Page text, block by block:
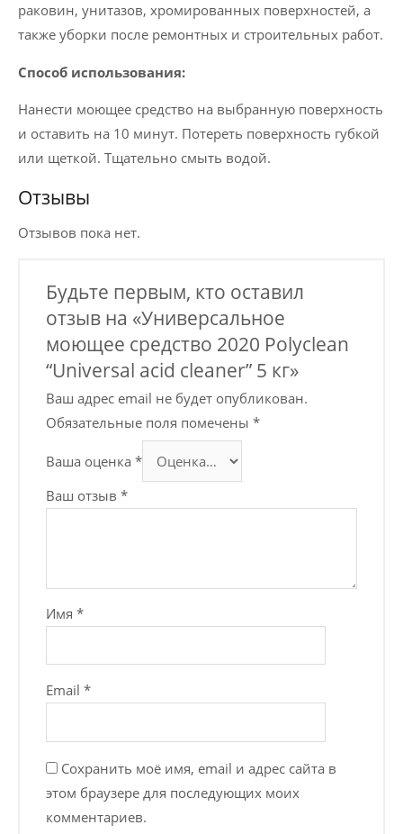
раковин, унитазов, хромированных поверхностей, а
также уборки после ремонтных и строительных работ.
Способ использования:
Нанести моющее средство на выбранную поверхность
и оставить на 10 минут. Потереть поверхность губкой
или щеткой. Тщательно смыть водой.
Отзывы
Отзывов пока нет.
Будьте первым, кто оставил
отзыв на «Универсальное
моющее средство 2020 Polyclean
“Universal acid cleaner” 5 кг»
Ваш адрес email не будет опубликован.
Обязательные поля помечены*
Ваша оценка*
Ваш отзыв*
Имя*
Email*
Сохранить моё имя, email и адрес сайта в
этом браузере для последующих моих
комментариев.